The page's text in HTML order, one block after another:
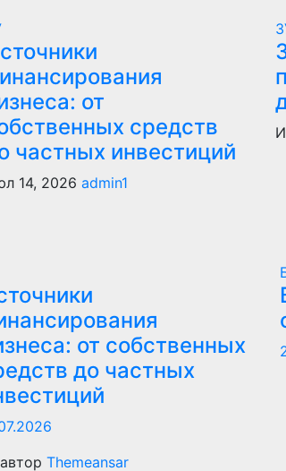
от
средств
частных инвестиций
14, 2026admin1
от собственных
до частных
Themeansar